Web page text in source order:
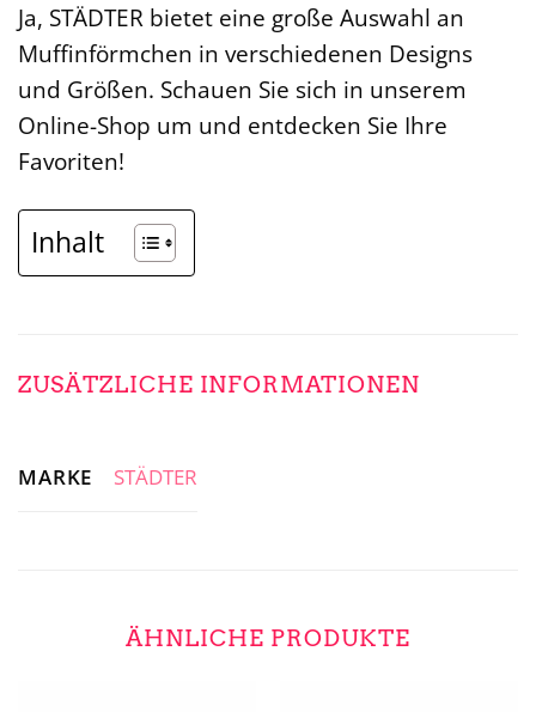
Ja, STÄDTER bietet eine große Auswahl an
Muffinförmchen in verschiedenen Designs
und Größen. Schauen Sie sich in unserem
Online-Shop um und entdecken Sie Ihre
Favoriten!
Inhalt
ZUSÄTZLICHE INFORMATIONEN
MARKE STÄDTER
ÄHNLICHE PRODUKTE